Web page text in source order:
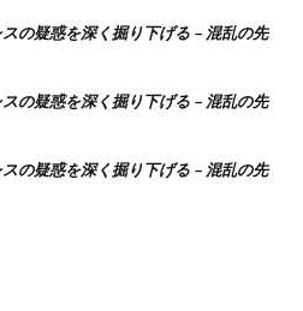
の疑惑を深く掘り下げる – 混乱の先
の疑惑を深く掘り下げる – 混乱の先
の疑惑を深く掘り下げる – 混乱の先